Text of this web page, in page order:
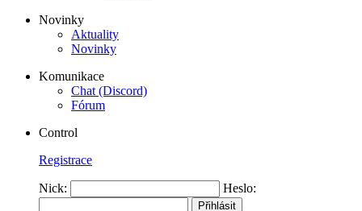
Novinky
Aktuality
Novinky
Komunikace
Chat (Discord)
Fórum
Control
Registrace
Nick: Heslo: